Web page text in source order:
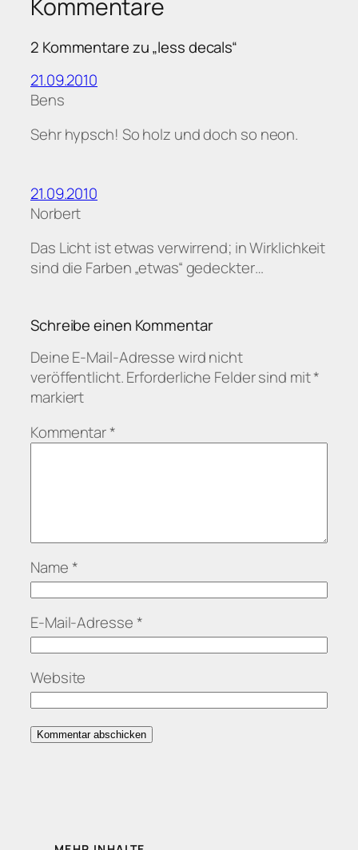
Kommentare
2 Kommentare zu „less decals“
21.09.2010
Bens
Sehr hypsch! So holz und doch so neon.
21.09.2010
Norbert
Das Licht ist etwas verwirrend; in Wirklichkeit
sind die Farben „etwas“ gedeckter…
Schreibe einen Kommentar
Deine E-Mail-Adresse wird nicht
veröffentlicht.Erforderliche Felder sind mit*
markiert
Kommentar*
Name *
E-Mail-Adresse *
Website